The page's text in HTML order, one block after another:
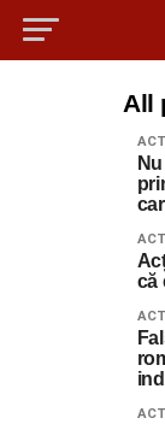
All
că